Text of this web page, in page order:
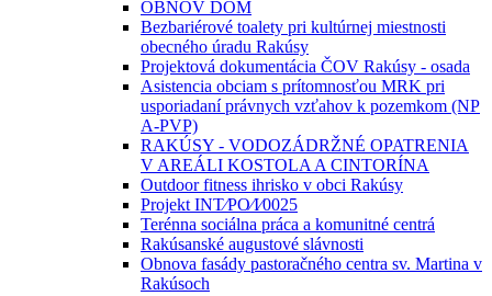
OBNOV DOM
Bezbariérové toalety pri kultúrnej miestnosti
obecného úradu Rakúsy
Projektová dokumentácia ČOV Rakúsy - osada
Asistencia obciam s prítomnosťou MRK pri
usporiadaní právnych vzťahov k pozemkom (NP
A-PVP)
RAKÚSY - VODOZÁDRŽNÉ OPATRENIA
V AREÁLI KOSTOLA A CINTORÍNA
Outdoor fitness ihrisko v obci Rakúsy
Projekt INT⁄PO⁄I⁄0025
Terénna sociálna práca a komunitné centrá
Rakúsanské augustové slávnosti
Obnova fasády pastoračného centra sv. Martina v
Rakúsoch